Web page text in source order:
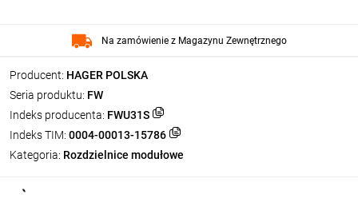
Producent: HAGER POLSKA
Seria produktu: FW
Indeks producenta: FWU31S
Indeks TIM: 0004-00013-15786
Kategoria: Rozdzielnice modułowe
Na zamówienie z Magazynu Zewnętrznego